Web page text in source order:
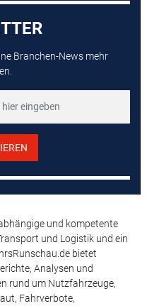
Branchen-News mehr
und kompetente
und Logistik und ein
bietet
Analysen und
rund um Nutzfahrzeuge,
Fahrverbote,